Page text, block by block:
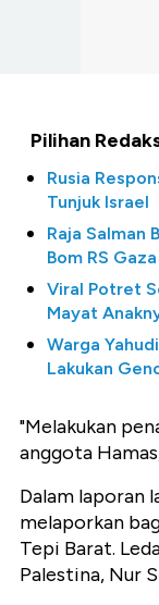
Pilihan
Rusia
Tunjuk Israel
Raja Salman
Bom RS Gaza
Viral Potret
Mayat
Warga
Lakukan
"Melakukan
anggota
Dalam laporan
melaporkan
Tepi Barat.
Palestina, Nur